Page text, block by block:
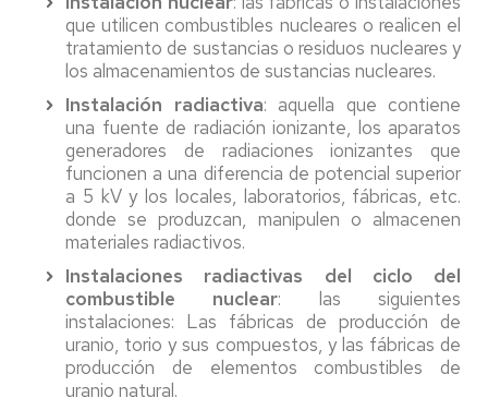
que utilicen combustibles nucleares o realicen el
tratamiento de sustancias o residuos nucleares y
los almacenamientos de sustancias nucleares.
Instalación radiactiva: aquella que contiene
una fuente de radiación ionizante, los aparatos
generadores de radiaciones ionizantes que
funcionen a una diferencia de potencial superior
a 5 kV y los locales, laboratorios, fábricas, etc.
donde se produzcan, manipulen o almacenen
materiales radiactivos.
Instalaciones radiactivas del ciclo del
combustible nuclear: las siguientes
instalaciones: Las fábricas de producción de
uranio, torio y sus compuestos, y las fábricas de
producción de elementos combustibles de
uranio natural.